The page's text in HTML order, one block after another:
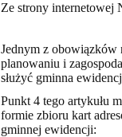
Ze strony internetowej
Jednym z obowiązków
planowaniu i
służyć gminna
Punkt 4 tego artykułu
formie zbioru kart
gminnej ewidencji: